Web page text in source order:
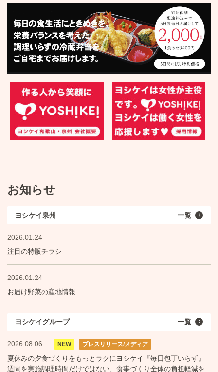
お知らせ
ヨシケイ泉州 一覧
2026.01.24
注目の特販チラシ
2026.01.24
お届け野菜の産地情報
ヨシケイグループ 一覧
2026.08.06 NEW プレスリリース/メディア
夏休みの夕食づくりをもっとラクにヨシケイ『毎日包丁いらず』
週間を実施調理時間だけではない、食事づくり全体の負担軽減を